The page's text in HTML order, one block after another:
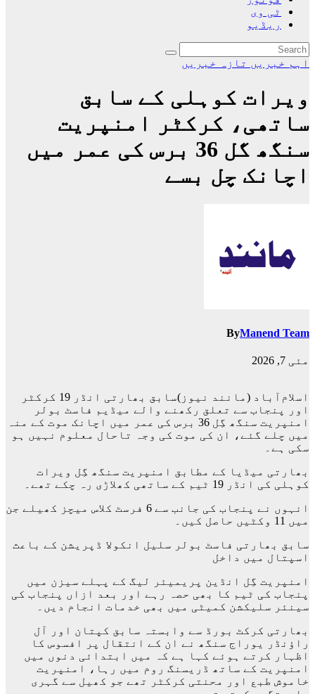
ٹی وی
ریڈیو
اہم خبریں تازہ خبریں
ویرات کوہلی کے سابق
ساتھی، کرکٹر امنپریت
سنگھ گل 36 برس کی عمر میں
اچانک چل بسے
ByManend Team
مئی 7, 2026
اسلام‌آباد (مانند نیوز)سابق بھارتی انڈر 19 کرکٹر
اور پنجاب سے تعلق رکھنے والے میڈیم فاسٹ بولر
امنپریت سنگھ گِل 36 برس کی عمر میں اچانک موت کے منہ
میں چلے گئے، ان کی موت کی وجہ تاحال معلوم نہیں ہو
سکی ہے۔
بھارتی میڈیا کے مطابق امنپریت سنگھ گِل ویرات
کوہلی کی انڈر 19 ٹیم کے ساتھی کھلاڑی رہ چکے تھے۔
انہوں نے پنجاب کی جانب سے 6 فرسٹ کلاس میچز کھیلے جن
میں 11 وکٹیں حاصل کیں۔
سابق بھارتی فاسٹ بولر سلیل انکولا ڈپریشن کے باعث
اسپتال میں داخل
امنپریت گِل انڈین پریمیئر لیگ کے پہلے سیزن میں
پنجاب کی ٹیم کا بھی حصہ رہے اور بعد ازاں پنجاب کی
سینئر سلیکشن کمیٹی میں بھی خدمات انجام دیں۔
بھارتی کرکٹ بورڈ سے وابستہ سابق کپتان اور آل
راؤنڈر یوراج سنگھ نے ان کے انتقال پر افسوس کا
اظہار کرتے ہوئے کہا ہے کہ میں ابتدائی دنوں میں
امنپریت کے ساتھ ڈریسنگ روم میں رہا، امنپریت
خاموش طبع اور محنتی کرکٹر تھے جو کھیل سے گہری